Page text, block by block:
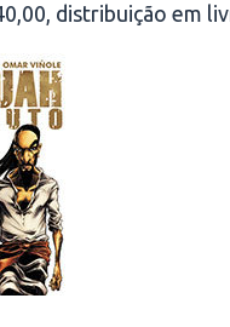
distribuição em